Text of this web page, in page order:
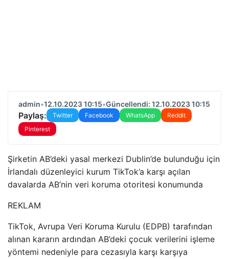
admin•12.10.2023 10:15•Güncellendi: 12.10.2023 10:15
Paylaş: Twitter Facebook WhatsApp
Reddit
Pinterest
Şirketin AB’deki yasal merkezi Dublin’de bulunduğu için
İrlandalı düzenleyici kurum TikTok’a karşı açılan
davalarda AB’nin veri koruma otoritesi konumunda
REKLAM
TikTok, Avrupa Veri Koruma Kurulu (EDPB) tarafından
alınan kararın ardından AB’deki çocuk verilerini işleme
yöntemi nedeniyle para cezasıyla karşı karşıya